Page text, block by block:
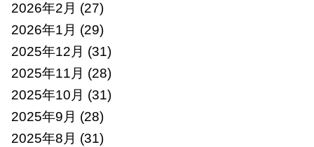
2026年2月 (27)
2026年1月 (29)
2025年12月 (31)
2025年11月 (28)
2025年10月 (31)
2025年9月 (28)
2025年8月 (31)